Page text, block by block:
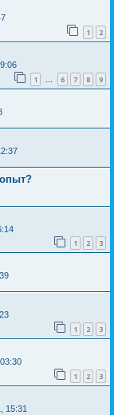
1 2
1 … 6 7 8 9
1 2 3
1 2 3
1 2 3
15:31